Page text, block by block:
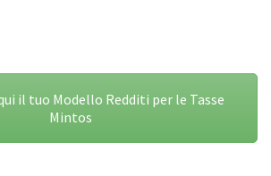
il tuo Modello Redditi per le Tasse
Mintos